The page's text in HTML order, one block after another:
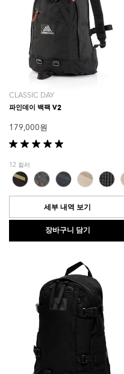
CLASSIC DAY
파인데이 백팩 V2
179,000 원
별
5
개
중
5.0
입
다.
12 컬러
세부 내역 보기
장바구니 담기